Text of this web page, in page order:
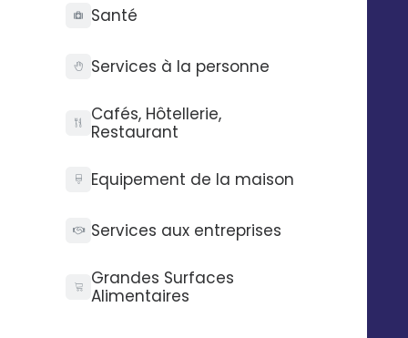
Santé
Services à la personne
Cafés, Hôtellerie,
Restaurant
Equipement de la maison
Services aux entreprises
Grandes Surfaces
Alimentaires
La publicité locale à
grande échelle avec
Digitaleo